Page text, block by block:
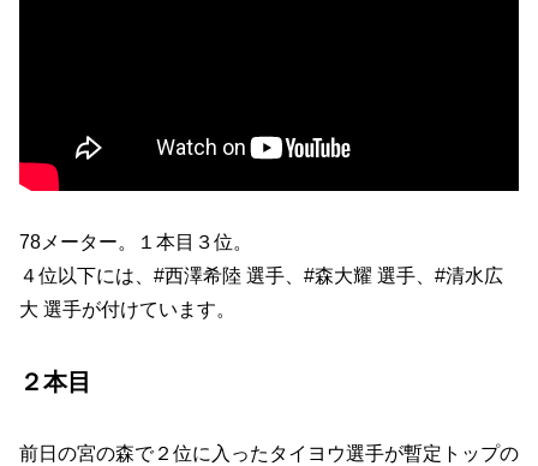
78メーター。１本目３位。
４位以下には、#西澤希陸 選手、#森大耀 選手、#清水広
大 選手が付けています。
２本目
前日の宮の森で２位に入ったタイヨウ選手が暫定トップの